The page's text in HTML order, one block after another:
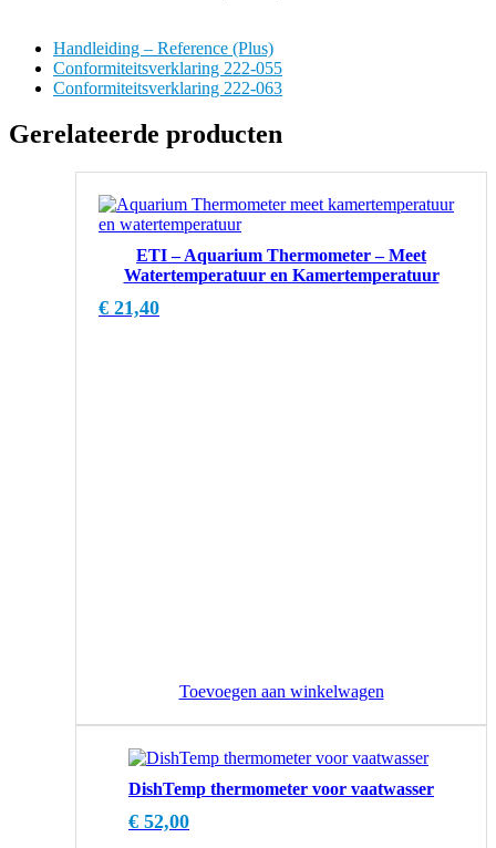
Handleiding – Reference (Plus)
Conformiteitsverklaring 222-055
Conformiteitsverklaring 222-063
Gerelateerde producten
ETI – Aquarium Thermometer – Meet
Watertemperatuur en Kamertemperatuur
€ 21,40
Toevoegen aan winkelwagen
DishTemp thermometer voor vaatwasser
€ 52,00